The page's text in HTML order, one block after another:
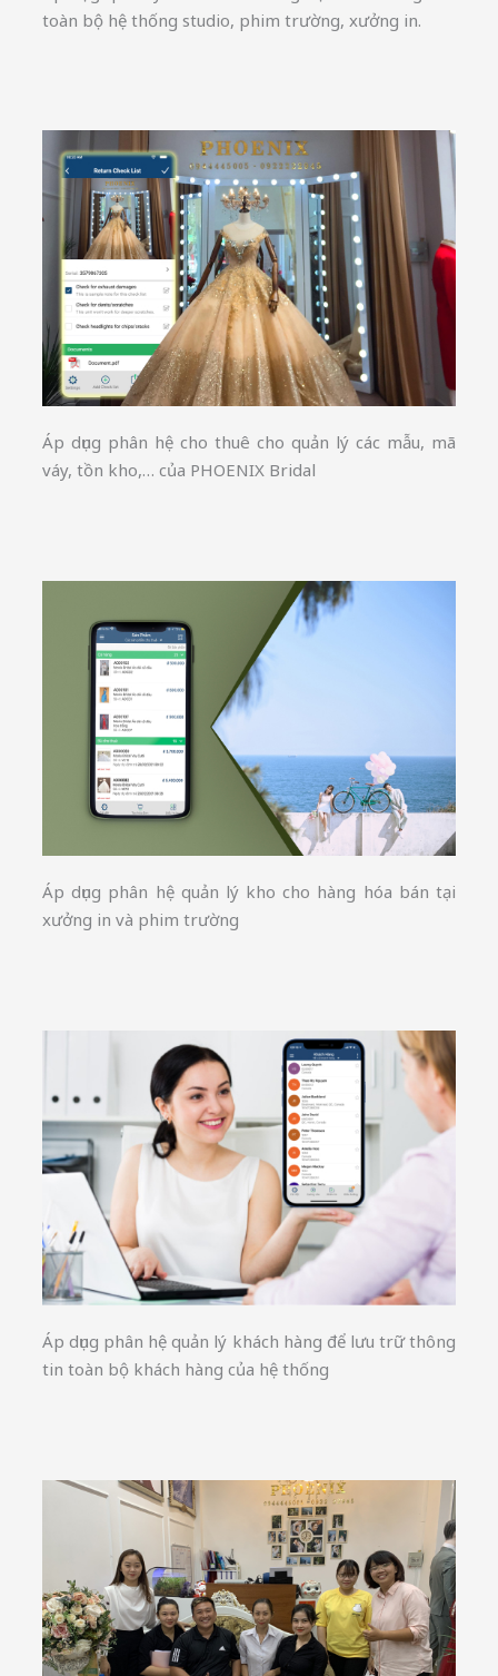
toàn bộ hệ thống studio, phim trường, xưởng in.
Áp dụng phân hệ cho thuê cho quản lý các mẫu, mã
váy, tồn kho,… của PHOENIX Bridal
Áp dụng phân hệ quản lý kho cho hàng hóa bán tại
xưởng in và phim trường
Áp dụng phân hệ quản lý khách hàng để lưu trữ thông
tin toàn bộ khách hàng của hệ thống